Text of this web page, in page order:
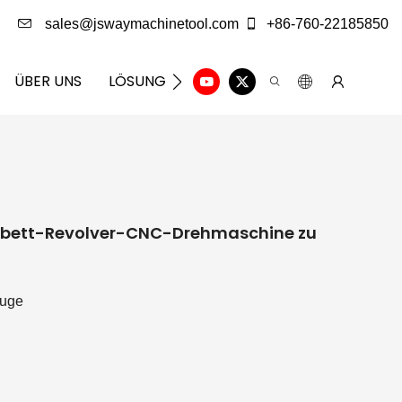
sales@jswaymachinetool.com +86-760-22185850
ÜBER UNS LÖSUNG INFOCENTER
Revolver-CNC-Drehmaschine zu